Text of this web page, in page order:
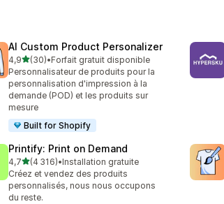
AI Custom Product Personalizer
4,9étoile(s) sur 5
(30)
30 avis au total
•Forfait gratuit disponible
Personnalisateur de produits pour la
personnalisation d'impression à la
demande (POD) et les produits sur
mesure
Built for Shopify
Printify: Print on Demand
4,7étoile(s) sur 5
(4 316)
4316 avis au total
•Installation gratuite
Créez et vendez des produits
personnalisés, nous nous occupons
du reste.